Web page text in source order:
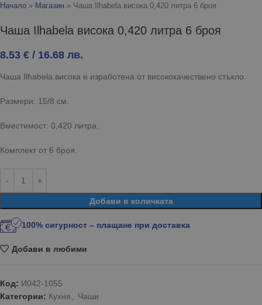
Начало » Магазин » Чаша Ilhabela висока 0,420 литра 6 броя
Чаша Ilhabela висока 0,420 литра 6 броя
8.53 € / 16.68 лв.
Чаша Ilhabela висока е изработена от висококачествено стъкло.
Размери: 15/8 см.
Вместимост: 0,420 литра.
Комплект от 6 броя.
Добави в количката
100% сигурност – плащане при доставка
Добави в любими
Код: И042-1055
Категории: Кухня , Чаши